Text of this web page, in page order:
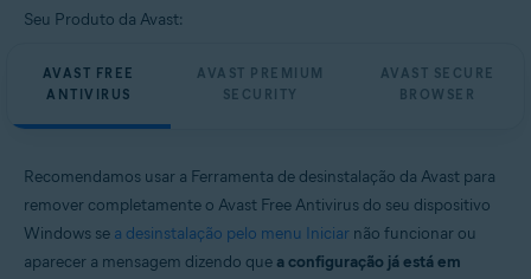
Avast Free Antivirus
Avast Premium Security
Seu Produto da Avast:
AVAST FREE
ANTIVIRUS
AVAST PREMIUM
SECURITY
AVAST SECURE
BROWSER
Recomendamos usar a Ferramenta de desinstalação da Avast para
remover completamente o Avast Free Antivirus do seu dispositivo
Windows se a desinstalação pelo menu Iniciar não funcionar ou
aparecer a mensagem dizendo que a configuração já está em